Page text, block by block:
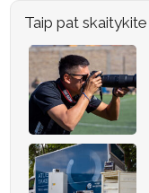
Taip pat skaitykite